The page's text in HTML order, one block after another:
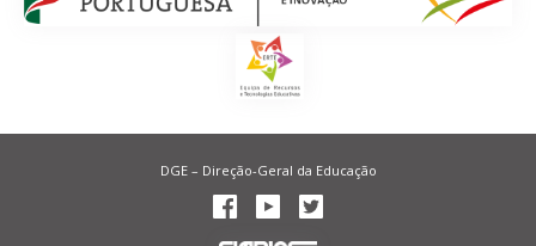
DGE – Direção-Geral da Educação